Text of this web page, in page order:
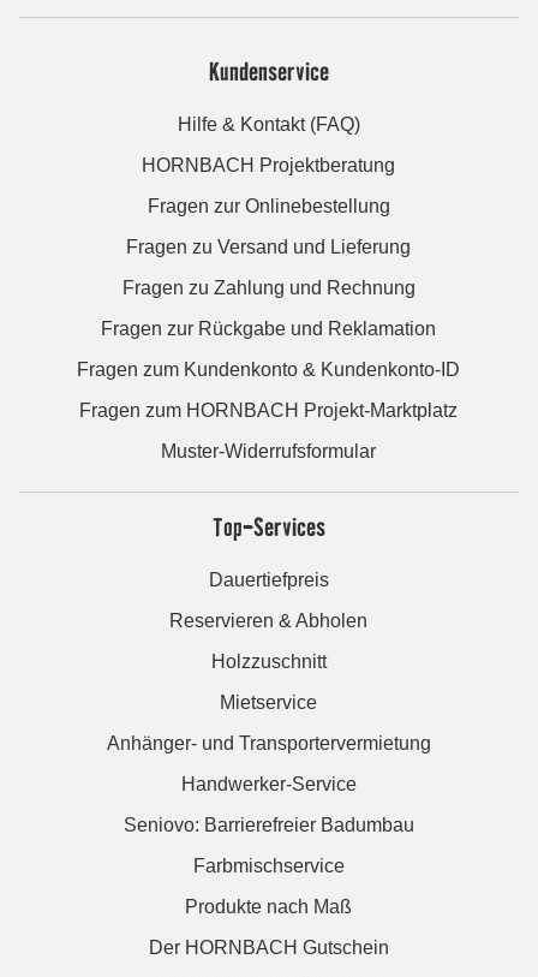
Kundenservice
Hilfe & Kontakt (FAQ)
HORNBACH Projektberatung
Fragen zur Onlinebestellung
Fragen zu Versand und Lieferung
Fragen zu Zahlung und Rechnung
Fragen zur Rückgabe und Reklamation
Fragen zum Kundenkonto & Kundenkonto-ID
Fragen zum HORNBACH Projekt-Marktplatz
Muster-Widerrufsformular
Top-Services
Dauertiefpreis
Reservieren & Abholen
Holzzuschnitt
Mietservice
Anhänger- und Transportervermietung
Handwerker-Service
Seniovo: Barrierefreier Badumbau
Farbmischservice
Produkte nach Maß
Der HORNBACH Gutschein